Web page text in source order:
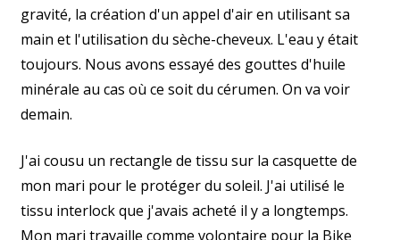
gravité, la création d'un appel d'air en utilisant sa
main et l'utilisation du sèche-cheveux. L'eau y était
toujours. Nous avons essayé des gouttes d'huile
minérale au cas où ce soit du cérumen. On va voir
demain.
J'ai cousu un rectangle de tissu sur la casquette de
mon mari pour le protéger du soleil. J'ai utilisé le
tissu interlock que j'avais acheté il y a longtemps.
Mon mari travaille comme volontaire pour la Bike